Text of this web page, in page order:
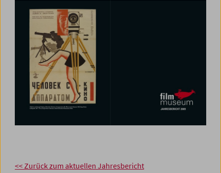
<< Zurück zum aktuellen Jahresbericht